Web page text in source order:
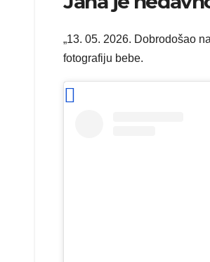
„13. 05. 2026. Dobrodošao
fotografiju bebe.